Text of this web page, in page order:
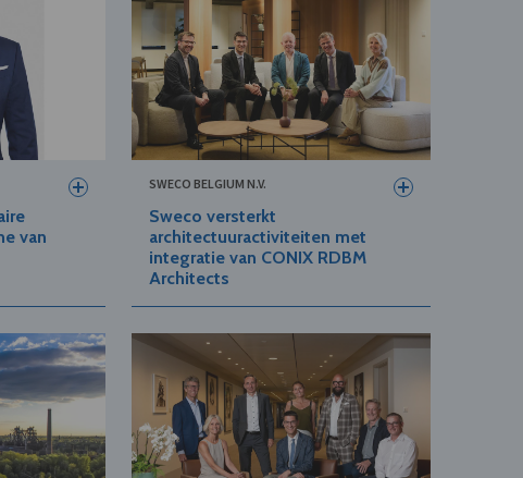
van
SWECO BELGIUM N.V.
Sweco versterkt
architectuuractiviteiten met
integratie van CONIX RDBM
Architects